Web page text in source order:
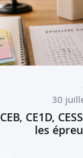
30
CEB, CE1D,
les